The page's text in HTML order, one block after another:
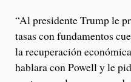
“Al presidente Trump le
tasas con fundamentos
la recuperación
hablara con Powell y le